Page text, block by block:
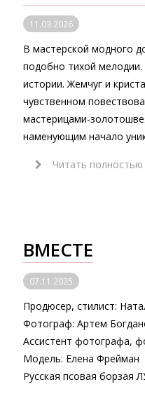
11.03.2026
В мастерской модного
подобно тихой
истории. Жемчуг и
чувственном
мастерицами-
наменующим начало
Читать полностью
ВМЕСТЕ
07.11.2025
Продюсер, стилист:
Фотограф: Артем
Ассистент фотографа,
Модель: Елена Фрейман
Русская псовая